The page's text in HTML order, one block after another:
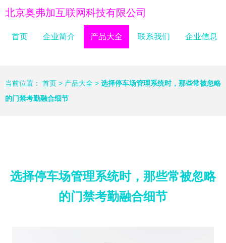
北京奥弗加互联网科技有限公司
首页 企业简介 产品大全 联系我们 企业信息
当前位置： 首页 > 产品大全 > 选择停车场管理系统时，那些常被忽略
的门禁考勤融合细节
选择停车场管理系统时，那些常被忽略
的门禁考勤融合细节